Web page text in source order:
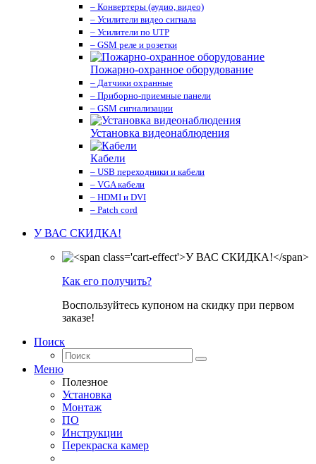
– Конвертеры (аудио, видео)
– Усилители видео сигнала
– Усилители по UTP
– GSM реле и розетки
Пожарно-охранное оборудование
– Датчики охранные
– Приборно-приемные панели
– GSM сигнализации
Установка видеонаблюдения
Кабели
– USB переходники и кабели
– VGA кабели
– HDMI и DVI
– Patch cord
У ВАС СКИДКА!
Как его получить?
Воспользуйтесь купоном на скидку при первом
заказе!
Поиск
Меню
Полезное
Установка
Монтаж
ПО
Инструкции
Перекраска камер